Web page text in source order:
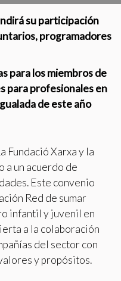
su participación
programadores
para los miembros de
para profesionales en
de este año
Fundació Xarxa y la
a un acuerdo de
Este convenio
Red de sumar
infantil y juvenil en
a la colaboración
del sector con
y propósitos.
Siempre activas
para recopilar
si así lo desea,
disco duro, aunque
acción podrá ocasionar
web.
análisis del
este sitio web. La
tipo de cookies se
de la web para la
de los usuarios con